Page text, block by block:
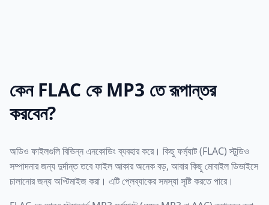
কেন FLAC কে MP3 তে রূপান্তর
করবেন?
অডিও ফাইলগুলি বিভিন্ন এনকোডিং ব্যবহার করে। কিছু ফর্ম্যাট (FLAC) স্টুডিও
সম্পাদনার জন্য দুর্দান্ত তবে ফাইল আকার অনেক বড়, আবার কিছু মোবাইল ডিভাইসে
চালানোর জন্য অপ্টিমাইজ করা। এটি প্লেব্যাকের সমস্যা সৃষ্টি করতে পারে।